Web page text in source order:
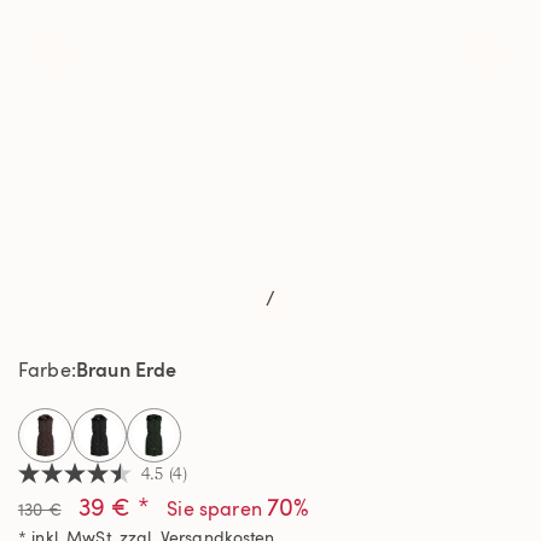
/
4.5
von
5
4.5 (4)
130 € 39 € * Sie sparen 70%
Farbe Braun Erde
selected